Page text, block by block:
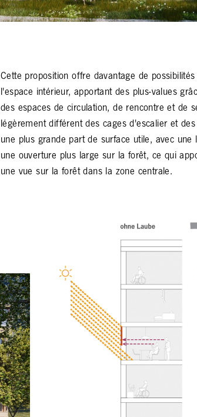
Cette proposition offre davantage de
l'espace intérieur, apportant des plus-values
des espaces de circulation, de rencontre et de
légèrement différent des cages d'escalier et
une plus grande part de surface utile, avec
une ouverture plus large sur la forêt, ce qui
une vue sur la forêt dans la zone centrale.